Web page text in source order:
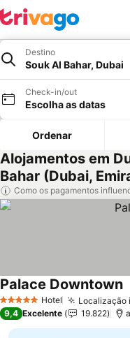
Destino
Souk Al Bahar, Dubai
Check-in/out
Escolha as datas
Ordenar
Alojamentos em
Bahar (Dubai,
Como os pagamentos
5 Estrelas Hotel Localização
Palace Downtown
9,4 Excelente 19.822